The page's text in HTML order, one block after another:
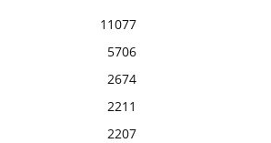
11077
5706
2674
2211
2207